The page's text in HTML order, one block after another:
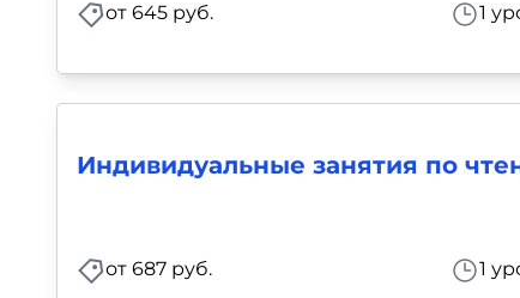
от 645 руб. 1
Индивидуальные занятия по
от 687 руб. 1
Тесты на профориентацию